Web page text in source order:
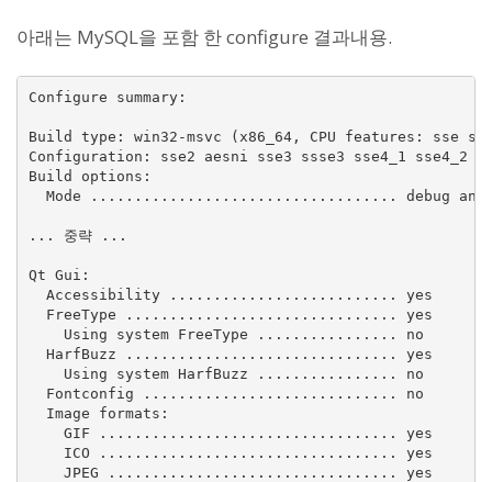
아래는 MySQL을 포함 한 configure 결과내용.
Configure summary:
Build type: win32-msvc (x86_64, CPU features: sse
Configuration: sse2 aesni sse3 ssse3 sse4_1 sse4_2
Build options:
Mode ................................... debug
... 중략 ...
Qt Gui:
  Accessibility .......................... yes
  FreeType ............................... yes
    Using system FreeType ................ no
  HarfBuzz ............................... yes
    Using system HarfBuzz ................ no
  Fontconfig ............................. no
  Image formats:
    GIF .................................. yes
    ICO .................................. yes
    JPEG ................................. yes